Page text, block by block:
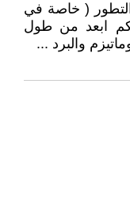
( خاصة في
ابعد من طول
والبرد ...